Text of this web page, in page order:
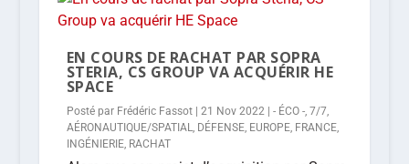
EN COURS DE RACHAT PAR SOPRA
STERIA, CS GROUP VA ACQUÉRIR HE
SPACE
Posté par Frédéric Fassot| 21 Nov 2022| - ÉCO -, 7/7,
AÉRONAUTIQUE/SPATIAL, DÉFENSE, EUROPE, FRANCE,
INGÉNIERIE, RACHAT